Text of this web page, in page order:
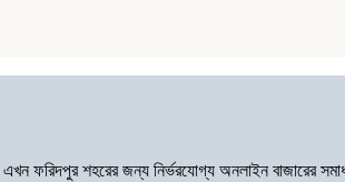
এখন ফরিদপুর শহরের জন্য নির্ভরযোগ্য অনলাইন বাজারের